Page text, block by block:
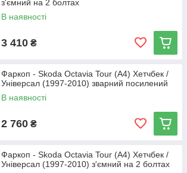
з'ємний на 2 болтах
В наявності
3 410 ₴
Фаркоп - Skoda Octavia Tour (A4) Хетчбек /
Універсал (1997-2010) зварний посилений
В наявності
2 760 ₴
Фаркоп - Skoda Octavia Tour (A4) Хетчбек /
Універсал (1997-2010) з'ємний на 2 болтах